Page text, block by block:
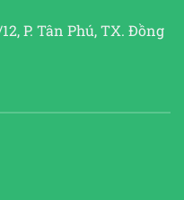
P. Tân Phú, TX. Đồng